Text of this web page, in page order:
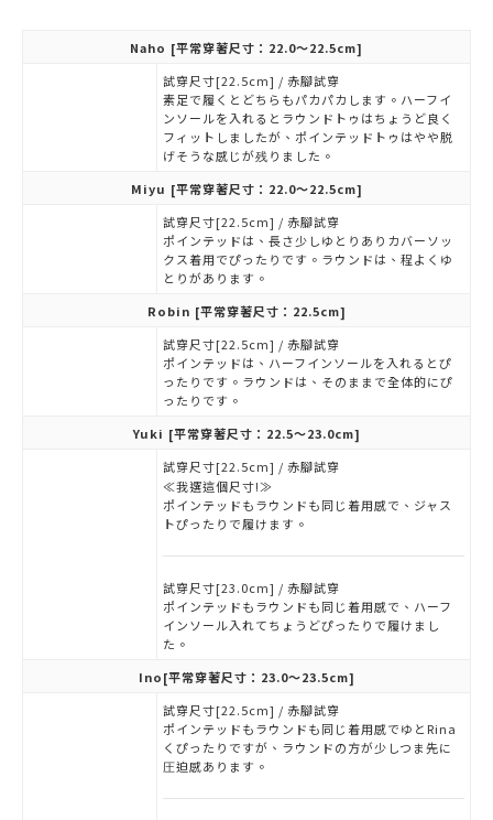
Naho [平常穿著尺寸：22.0～22.5cm]
試穿尺寸[22.5cm] / 赤腳試穿
素足で履くとどちらもパカパカします。ハーフイ
ンソールを入れるとラウンドトゥはちょうど良く
フィットしましたが、ポインテッドトゥはやや脱
げそうな感じが残りました。
Miyu [平常穿著尺寸：22.0～22.5cm]
試穿尺寸[22.5cm] / 赤腳試穿
ポインテッドは、長さ少しゆとりありカバーソッ
クス着用でぴったりです。ラウンドは、程よくゆ
とりがあります。
Robin [平常穿著尺寸：22.5cm]
試穿尺寸[22.5cm] / 赤腳試穿
ポインテッドは、ハーフインソールを入れるとぴ
ったりです。ラウンドは、そのままで全体的にぴ
ったりです。
Yuki [平常穿著尺寸：22.5～23.0cm]
試穿尺寸[22.5cm] / 赤腳試穿
≪我選這個尺寸!≫
ポインテッドもラウンドも同じ着用感で、ジャス
トぴったりで履けます。
試穿尺寸[23.0cm] / 赤腳試穿
ポインテッドもラウンドも同じ着用感で、ハーフ
インソール入れてちょうどぴったりで履けまし
た。
Ino[平常穿著尺寸：23.0～23.5cm]
試穿尺寸[22.5cm] / 赤腳試穿
ポインテッドもラウンドも同じ着用感でゆとRina
くぴったりですが、ラウンドの方が少しつま先に
圧迫感あります。